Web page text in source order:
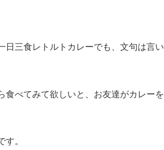
日三食レトルトカレーでも、文句は言い
食べてみて欲しいと、お友達がカレーを
。